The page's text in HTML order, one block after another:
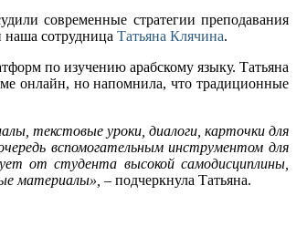
современные стратегии преподавания
наша сотрудница Татьяна Клячина.
по изучению арабскому языку. Татьяна
онлайн, но напомнила, что традиционные
текстовые уроки, диалоги, карточки для
вспомогательным инструментом для
от студента высокой самодисциплины,
материалы», – подчеркнула Татьяна.